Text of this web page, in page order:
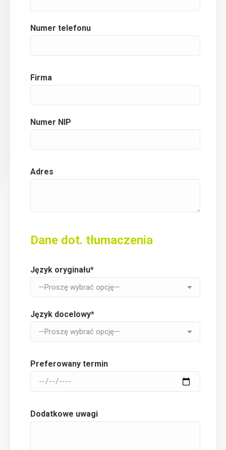
Numer telefonu
Firma
Numer NIP
Adres
Dane dot. tłumaczenia
Język oryginału*
Język docelowy*
Preferowany termin
Dodatkowe uwagi